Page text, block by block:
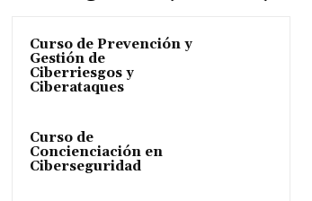
Curso de Prevención y
Gestión de
Ciberriesgos y
Ciberataques
Curso de
Concienciación en
Ciberseguridad